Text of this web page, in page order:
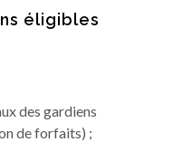
éligibles
des gardiens
de forfaits) ;